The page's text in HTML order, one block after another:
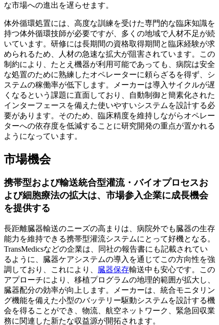
な市場への進出を遅らせます。
体外循環処置には、高度な訓練を受けた専門的な臨床知識を
持つ体外循環技師が必要ですが、多くの地域で人材不足が続
いています。研修には長期間の資格取得期間と臨床経験が求
められるため、人材の急速な拡大が阻害されています。この
制約により、たとえ機器が利用可能であっても、病院は安全
な処置のために熟練したオペレーターに頼らざるを得ず、シ
ステムの稼働率が低下します。メーカーは導入サイクルが遅
くなるという課題に直面しており、自動制御と簡素化された
インターフェースを備えた使いやすいシステムを設計する必
要があります。そのため、臨床精度を維持しながらオペレー
ターへの依存度を低減することに研究開発の重点が置かれる
ようになっています。
市場機会
携帯型および輸送統合型灌流・バイオプロセスお
よび細胞療法の拡大は、市場参入企業に成長機会
を提供する
長距離臓器輸送のニーズの高まりは、病院外でも臓器の生存
能力を維持できる携帯型灌流システムにとって好機となる。
TransMedicsなどの企業は、同社の報告書にも記載されてい
るように、臓器ケアシステムの導入を通じてこの方向性を強
調しており、これにより、 臓器保存輸送中も安心です。この
アプローチにより、移植プログラムの地理的範囲が拡大し、
臓器配分の効率が向上します。メーカーは、統合モニタリン
グ機能を備えた小型のバッテリー駆動システムを設計する機
会を得ることができ、物流、航空ネットワーク、緊急回収業
務に関連した新たな収益源が開拓されます。